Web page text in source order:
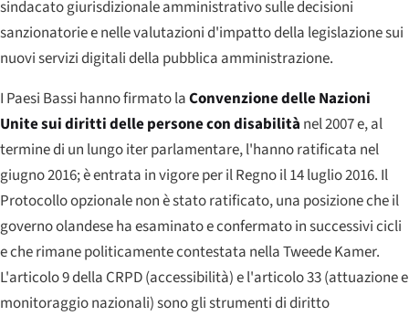
sindacato giurisdizionale amministrativo sulle decisioni
sanzionatorie e nelle valutazioni d'impatto della legislazione sui
nuovi servizi digitali della pubblica amministrazione.
I Paesi Bassi hanno firmato laConvenzione delle Nazioni
Unite sui diritti delle persone con disabilità nel 2007 e, al
termine di un lungo iter parlamentare, l'hanno ratificata nel
giugno 2016; è entrata in vigore per il Regno il 14 luglio 2016. Il
Protocollo opzionale non è stato ratificato, una posizione che il
governo olandese ha esaminato e confermato in successivi cicli
e che rimane politicamente contestata nella Tweede Kamer.
L'articolo 9 della CRPD (accessibilità) e l'articolo 33 (attuazione e
monitoraggio nazionali) sono gli strumenti di diritto